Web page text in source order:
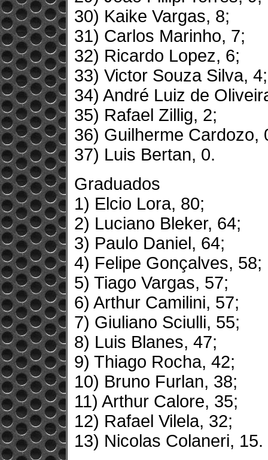
30) Kaike Vargas, 8;
31) Carlos Marinho, 7;
32) Ricardo Lopez, 6;
33) Victor Souza Silva, 4;
34) André Luiz de
35) Rafael Zillig, 2;
36) Guilherme Cardozo,
37) Luis Bertan, 0.
Graduados
1) Elcio Lora, 80;
2) Luciano Bleker, 64;
3) Paulo Daniel, 64;
4) Felipe Gonçalves, 58;
5) Tiago Vargas, 57;
6) Arthur Camilini, 57;
7) Giuliano Sciulli, 55;
8) Luis Blanes, 47;
9) Thiago Rocha, 42;
10) Bruno Furlan, 38;
11) Arthur Calore, 35;
12) Rafael Vilela, 32;
13) Nicolas Colaneri, 15.